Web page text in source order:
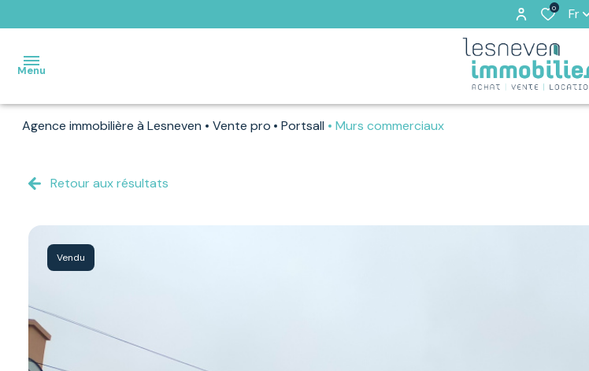
0 Fr
Menu
VENTES
PAR
NOS
SOINS
LOCATIONS
ESTIMATION
Agence immobilière à Lesneven Vente pro Portsall Murs commerciaux
Retour aux résultats
Vendu